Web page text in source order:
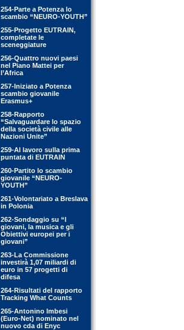
254-Parte a Potenza lo
scambio “NEURO-YOUTH”
255-Progetto EUTRAIN,
completate le
sceneggiature
256-Quattro nuovi paesi
nel Piano Mattei per
l’Africa
257-Iniziato a Potenza
scambio giovanile
Erasmus+
258-Rapporto
“Salvaguardare lo spazio
della società civile alle
Nazioni Unite”
259-Al lavoro sulla prima
puntata di EUTRAIN
260-Partito lo scambio
giovanile “NEURO-
YOUTH”
261-Volontariato a Breslava
in Polonia
262-Sondaggio su “I
giovani, la musica e gli
Obiettivi europei per i
giovani”
263-La Commissione
investirà 1,07 miliardi di
euro in 57 progetti di
difesa
264-Risultati del rapporto
Tracking What Counts
265-Antonino Imbesi
(Euro-Net) nominato nel
nuovo cda di Enyc